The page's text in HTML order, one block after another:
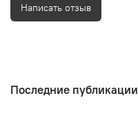
Написать отзыв
Последние публикации